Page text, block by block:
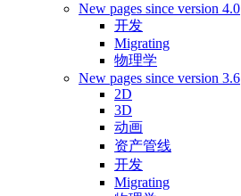
New pages since version 4.0
开发
Migrating
物理学
New pages since version 3.6
2D
3D
动画
资产管线
开发
Migrating